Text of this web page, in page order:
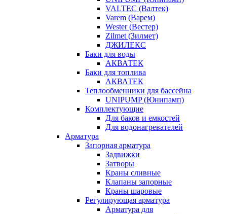
VALTEC (Валтек)
Varem (Варем)
Wester (Вестер)
Zilmet (Зилмет)
ДЖИЛЕКС
Баки для воды
АКВАТЕК
Баки для топлива
АКВАТЕК
Теплообменники для бассейна
UNIPUMP (Юнипамп)
Комплектующие
Для баков и емкостей
Для водонагревателей
Арматура
Запорная арматура
Задвижки
Затворы
Краны сливные
Клапаны запорные
Краны шаровые
Регулирующая арматура
Арматура для